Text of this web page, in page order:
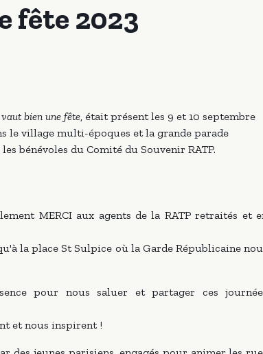
fête 2023
bien une fête, était présent les 9 et 10 septembre
le village multi-époques et la grande parade
bénévoles du Comité du Souvenir RATP.
MERCI aux agents de la RATP retraités et
la place St Sulpice où la Garde Républicaine
pour nous saluer et partager ces
et nous inspirent !